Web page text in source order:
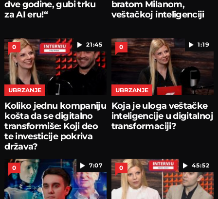
dve godine, gubi trku
za AI eru!“
bratom Milanom,
veštačkoj inteligenciji
21:45
0
UBRZANJE
Koliko jednu kompaniju
košta da se digitalno
transformiše: Koji deo
te investicije pokriva
država?
1:19
0
UBRZANJE
Koja je uloga veštačke
inteligencije u digitalnoj
transformaciji?
7:07
0 45:52
0